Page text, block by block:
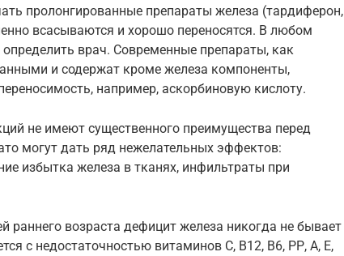
пролонгированные препараты железа (тардиферон,
всасываются и хорошо переносятся. В любом
врач. Современные препараты, как
и содержат кроме железа компоненты,
например, аскорбиновую кислоту.
не имеют существенного преимущества перед
могут дать ряд нежелательных эффектов:
избытка железа в тканях, инфильтраты при
раннего возраста дефицит железа никогда не бывает
с недостаточностью витаминов С, В12, В6, РР, А, Е,